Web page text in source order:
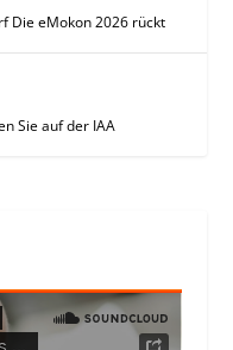
Die eMokon 2026 rückt
Sie auf der IAA